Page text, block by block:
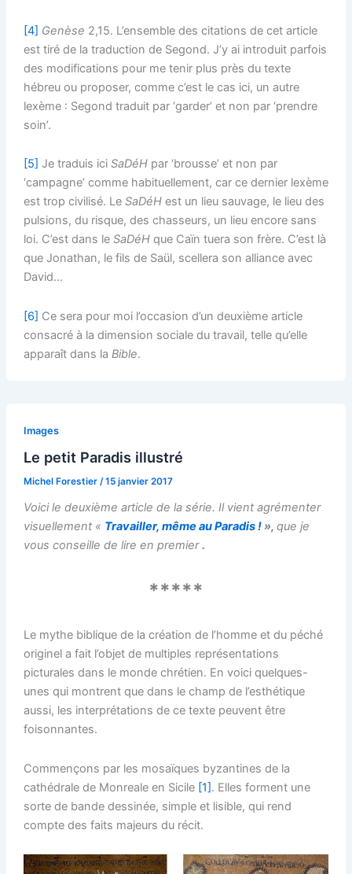
[4] Genèse 2,15. L’ensemble des citations de cet article
est tiré de la traduction de Segond. J’y ai introduit parfois
des modifications pour me tenir plus près du texte
hébreu ou proposer, comme c’est le cas ici, un autre
lexème : Segond traduit par ‘garder’ et non par ‘prendre
soin’.
[5] Je traduis ici SaDéHpar ‘brousse’ et non par
‘campagne’ comme habituellement, car ce dernier lexème
est trop civilisé. Le SaDéHest un lieu sauvage, le lieu des
pulsions, du risque, des chasseurs, un lieu encore sans
loi. C’est dans le SaDéHque Caïn tuera son frère. C’est là
que Jonathan, le fils de Saül, scellera son alliance avec
David…
[6] Ce sera pour moi l’occasion d’un deuxième article
consacré à la dimension sociale du travail, telle qu’elle
apparaît dans la Bible.
Images
Le petit Paradis illustré
Michel Forestier /15 janvier 2017
Voici le deuxième article de la série. Il vient agrémenter
visuellement « Travailler, même au Paradis!», que je
vous conseille de lire en premier .
*****
Le mythe biblique de la création de l’homme et du péché
originel a fait l’objet de multiples représentations
picturales dans le monde chrétien. En voici quelques-
unes qui montrent que dans le champ de l’esthétique
aussi, les interprétations de ce texte peuvent être
foisonnantes.
Commençons par les mosaïques byzantines de la
cathédrale de Monreale en Sicile [1]. Elles forment une
sorte de bande dessinée, simple et lisible, qui rend
compte des faits majeurs du récit.